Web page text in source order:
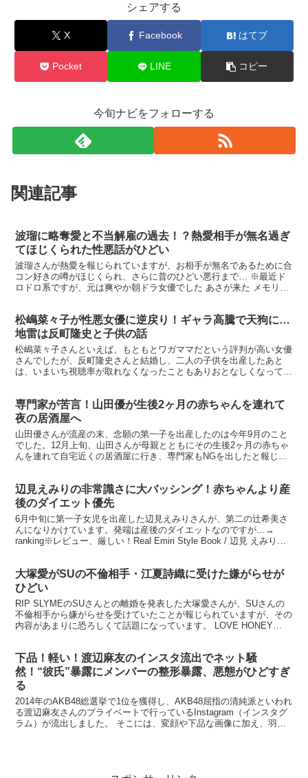
シェアする
X Facebook はてブ
Pocket LINE コピー
今旬ナビをフォローする
関連記事
波瑠に略奪愛と不当解雇の過去！？熱愛相手が無名過ぎ
てほじくられた性悪話がひどい
波瑠さんが熱愛を報じられていますが、お相手が無名であるために合
コン好きの噂がほじくられ、さらに昔のひどい悪行まで… ※最近ド
ロドロ系ですが、元は爽やか朝ドラ女優でした あさが来た メモリア
松嶋菜々子が性悪女優に逆戻り！ギャラ高騰で天狗に…
地雷は反町隆史と子供の話
松嶋菜々子さんといえば、もともとワガママだという評判が高い女優
さんでしたが、反町隆史さんと結婚し、二人の子供を出産したあと
は、いまいち視聴率が取れなくなったこともありおとなしくなってい
専門家が苦言！山田優が生後2ヶ月の赤ちゃんを連れて
夜の居酒屋へ
山田優さんが流産の末、念願の第一子を出産したのは今年9月のこと
でした。12月上旬、山田さんが母親とともにその生後2ヶ月の赤ちゃ
んを連れて自宅近くの居酒屋に行き、専門家もNGを出したと報じら
辺見えみりの非常識さに大バッシング！赤ちゃんより産
後のダイエット優先
6月中旬に第一子女児を出産した辺見えみりさんが、第二の辻希美さ
んになりかけています。発端は産後のダイエットなのですが…→
ranking※レビュー、厳しい！Real Emiri Style Book / 辺見 えみり
大塚愛がSUの不倫相手・江夏詩織に受けた嫌がらせが
ひどい
RIP SLYMEのSUさんとの離婚を発表した大塚愛さんが、SUさんの
不倫相手から嫌がらせを受けていたことが報じられていますが、その
内容があまりに恐ろしくて話題になっています。 LOVE HONEY
下品！軽い！渡辺麻友のインスタ流出でネット騒
然！“彼氏”暴露にメンバーの整形暴露、悪態がひどすぎ
る
2014年のAKB48総選挙で1位を獲得し、AKB48屈指の清純派といわれ
る渡辺麻友さんのプライベートで行っているInstagram（インスタグ
ラム）が流出しました。 そこには、変顔や下品な画像に加え、羽生